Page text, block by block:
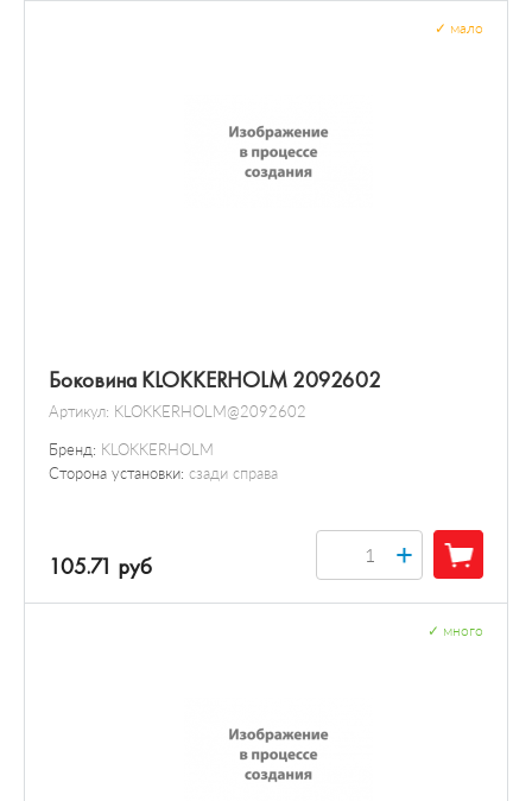
Боковина KLOKKERHOLM 2092602
Артикул: KLOKKERHOLM@2092602
Бренд: KLOKKERHOLM
Сторона установки: сзади справа
мало
105.71 руб +
много